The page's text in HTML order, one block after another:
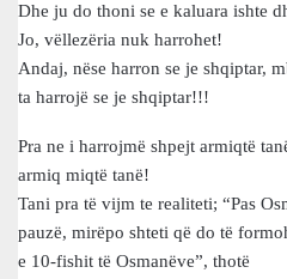
Dhe ju do thoni se e kaluara ishte
Jo, vëllezëria nuk harrohet!
Andaj, nëse harron se je shqiptar,
ta harrojë se je shqiptar!!!
Pra ne i harrojmë shpejt armiqtë
armiq miqtë tanë!
Tani pra të vijm te realiteti; “Pas
pauzë, mirëpo shteti që do të
e 10-fishit të Osmanëve”, thotë